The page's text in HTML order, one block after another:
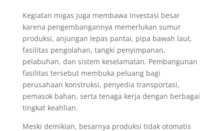
Kegiatan migas juga membawa investasi besar
karena pengembangannya memerlukan sumur
produksi, anjungan lepas pantai, pipa bawah laut,
fasilitas pengolahan, tangki penyimpanan,
pelabuhan, dan sistem keselamatan. Pembangunan
fasilitas tersebut membuka peluang bagi
perusahaan konstruksi, penyedia transportasi,
pemasok bahan, serta tenaga kerja dengan berbagai
tingkat keahlian.
Meski demikian, besarnya produksi tidak otomatis